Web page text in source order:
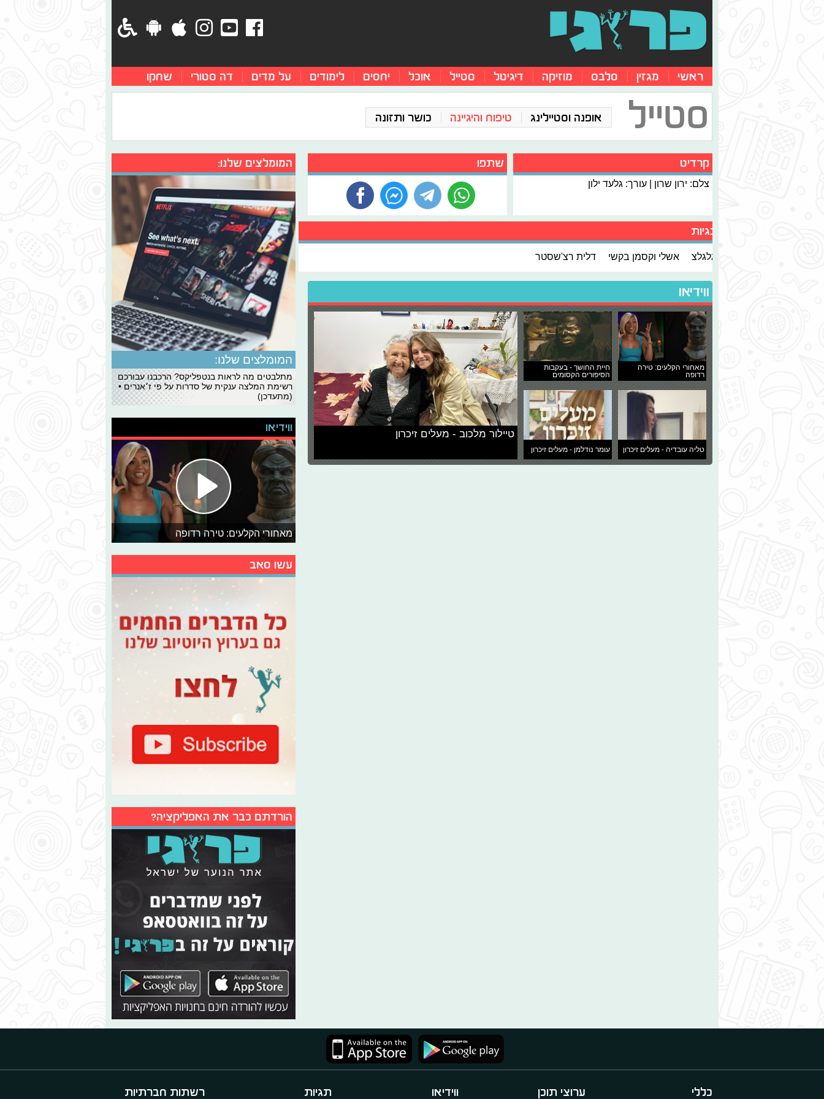
ראשי מגזין סלבס מוזיקה דיגיטל סטייל אוכל יחסים לימודים על מדים דה סטורי שחקו
סטייל אופנה וסטיילינג טיפוח והיגיינה כושר ותזונה
קרדיט
צלם: ירון שרון | עורך: גלעד ילון
שתפו
תגיות
גלגלצ אשלי וקסמן בקשי דלית רצ'שסטר
ווידיאו
מאחורי הקלעים: טירה
רדופה
חיית החושך - בעקבות
הסיפורים הקסומים
טליה עובדיה - מעלים זיכרון עומר נודלמן - מעלים זיכרון
טיילור מלכוב - מעלים זיכרון
המומלצים שלנו:
המומלצים שלנו:
מתלבטים מה לראות בנטפליקס? הרכבנו עבורכם
רשימת המלצה ענקית של סדרות על פי ז׳אנרים •
(מתעדכן)
ווידיאו
מאחורי הקלעים: טירה רדופה
עשו סאב
הורדתם כבר את האפליקציה?
כללי ערוצי תוכן ווידיאו תגיות רשתות חברתיות